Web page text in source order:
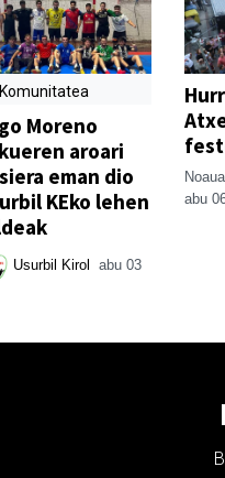
Komunitatea
Moreno
aroari
eman dio
KEko lehen
Usurbil Kirol abu 03
abu